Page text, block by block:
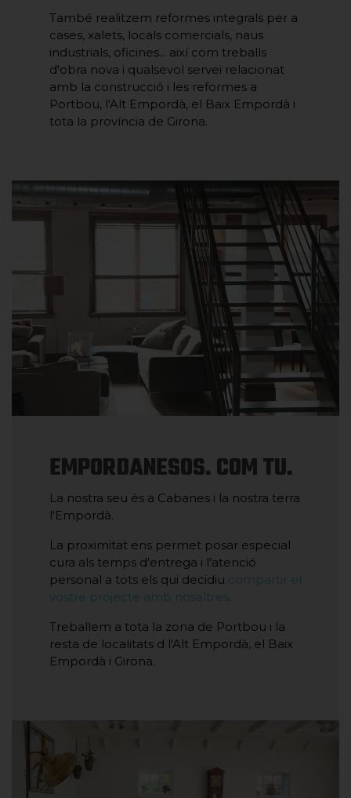
També realitzem reformes integrals per a
cases, xalets, locals comercials, naus
industrials, oficines... així com treballs
d'obra nova i qualsevol servei relacionat
amb la construcció i les reformes a
Portbou, l'Alt Empordà, el Baix Empordà i
tota la província de Girona.
EMPORDANESOS. COM TU.
La nostra seu és a Cabanes i la nostra terra
l'Empordà.
La proximitat ens permet posar especial
cura als temps d'entrega i l'atenció
personal a tots els qui decidiu compartir el
vostre projecte amb nosaltres.
Treballem a tota la zona de Portbou i la
resta de localitats d l'Alt Empordà, el Baix
Empordà i Girona.